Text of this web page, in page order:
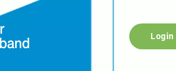
Login